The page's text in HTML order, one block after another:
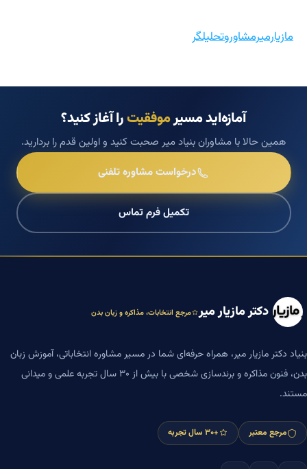
مازیارمیرمشاوروتحلیلگر
آمازه‌اید مسیرموفقیترا آغاز کنید؟
همین حالا با مشاوران بنیاد میر صحبت کنید و اولین قدم را بردارید.
درخواست مشاوره تلفنی
تکمیل فرم تماس
دکتر مازیار میر مرجع انتخابات، مذاکره و زبان بدن
بنیاد دکتر مازیار میر، همراه حرفه‌ای شما در مسیر مشاوره انتخاباتی، آموزش زبان
بدن، فنون مذاکره و برندسازی شخصی با بیش از ۳۰ سال تجربه علمی و میدانی
مستند.
مرجع معتبر +۳۰ سال تجربه